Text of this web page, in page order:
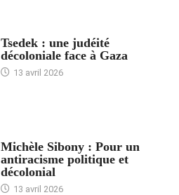
Tsedek : une judéité
décoloniale face à Gaza
13 avril 2026
Michèle Sibony : Pour un
antiracisme politique et
décolonial
13 avril 2026